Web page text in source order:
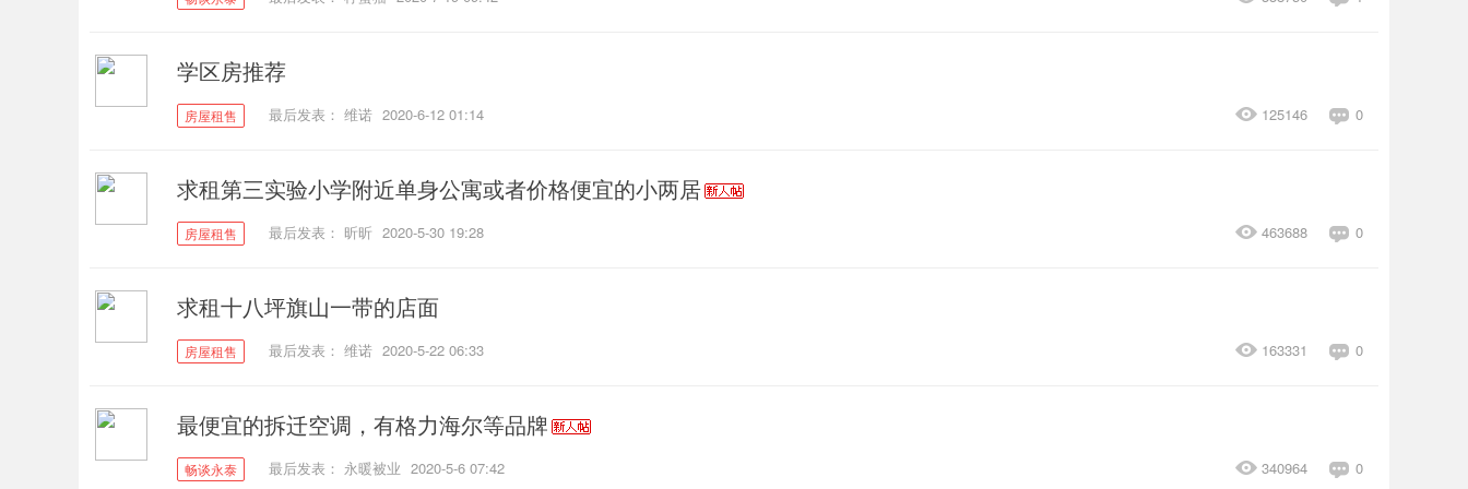
学区房推荐
房屋租售 最后发表： 维诺 2020-6-12 01:14 0
125146
求租第三实验小学附近单身公寓或者价格便宜的小两居
房屋租售 最后发表： 昕昕 2020-5-30 19:28 0
463688
求租十八坪旗山一带的店面
房屋租售 最后发表： 维诺 2020-5-22 06:33 0
163331
最便宜的拆迁空调，有格力海尔等品牌
畅谈永泰 最后发表： 永暖被业 2020-5-6 07:42 0
340964